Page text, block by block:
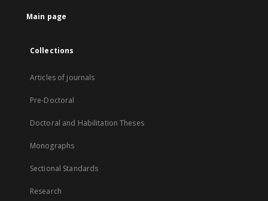
Main page
Collections
Articles of journals
Pre-Doctoral
Doctoral and Habilitation Theses
Monographs
Sectional Standards
Research